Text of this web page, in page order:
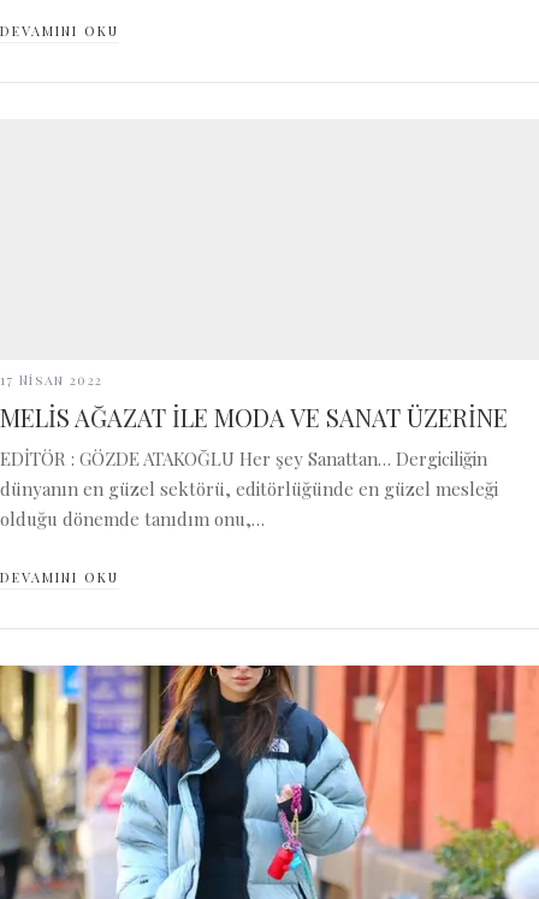
DEVAMINI OKU
17 Nisan 2022
MELİS AĞAZAT İLE MODA VE SANAT ÜZERİNE
EDİTÖR : GÖZDE ATAKOĞLU Her şey Sanattan… Dergiciliğin
dünyanın en güzel sektörü, editörlüğünde en güzel mesleği
olduğu dönemde tanıdım onu,…
DEVAMINI OKU